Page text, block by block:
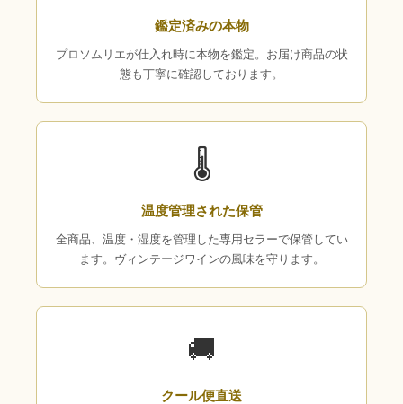
鑑定済みの本物
プロソムリエが仕入れ時に本物を鑑定。お届け商品の状
態も丁寧に確認しております。
🌡
温度管理された保管
全商品、温度・湿度を管理した専用セラーで保管してい
ます。ヴィンテージワインの風味を守ります。
🚚
クール便直送